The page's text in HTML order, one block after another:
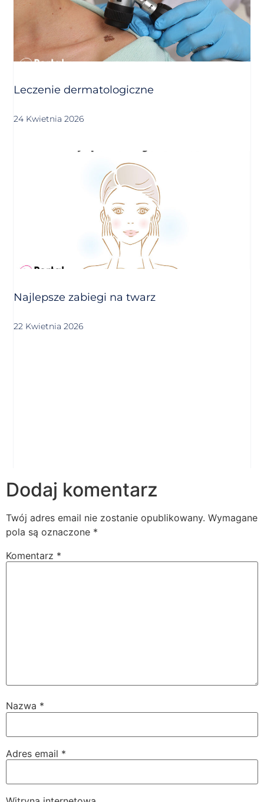
Leczenie dermatologiczne
24 Kwietnia 2026
Najlepsze zabiegi na twarz
22 Kwietnia 2026
Dodaj komentarz
Twój adres email nie zostanie opublikowany. Wymagane
pola są oznaczone *
Komentarz *
Nazwa *
Adres email *